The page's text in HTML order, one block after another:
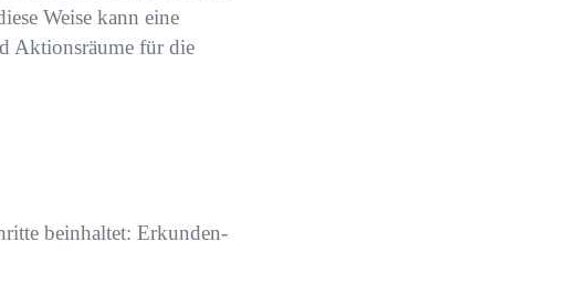
Weise kann eine
Aktionsräume für die
beinhaltet: Erkunden-